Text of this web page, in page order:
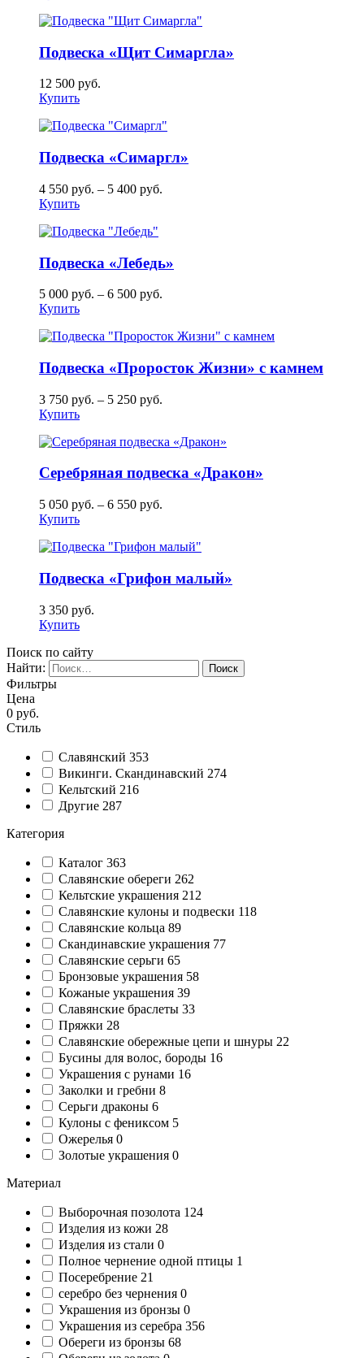
Подвеска «Щит Симаргла»
12 500 руб.
Купить
Подвеска «Симаргл»
4 550 руб. – 5 400 руб.
Купить
Подвеска «Лебедь»
5 000 руб. – 6 500 руб.
Купить
Подвеска «Проросток Жизни» с камнем
3 750 руб. – 5 250 руб.
Купить
Серебряная подвеска «Дракон»
5 050 руб. – 6 550 руб.
Купить
Подвеска «Грифон малый»
3 350 руб.
Купить
Поиск по сайту
Найти:
Фильтры
Цена
0 руб.
Стиль
Славянский 353
Викинги. Скандинавский 274
Кельтский 216
Другие 287
Категория
Каталог 363
Славянские обереги 262
Кельтские украшения 212
Славянские кулоны и подвески 118
Славянские кольца 89
Cкандинавские украшения 77
Славянские серьги 65
Бронзовые украшения 58
Кожаные украшения 39
Славянские браслеты 33
Пряжки 28
Славянские обережные цепи и шнуры 22
Бусины для волос, бороды 16
Украшения с рунами 16
Заколки и гребни 8
Серьги драконы 6
Кулоны с фениксом 5
Ожерелья 0
Золотые украшения 0
Материал
Выборочная позолота 124
Изделия из кожи 28
Изделия из стали 0
Полное чернение одной птицы 1
Посеребрение 21
серебро без чернения 0
Украшения из бронзы 0
Украшения из серебра 356
Обереги из бронзы 68